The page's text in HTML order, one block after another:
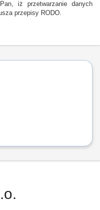
iż przetwarzanie danych
przepisy RODO.